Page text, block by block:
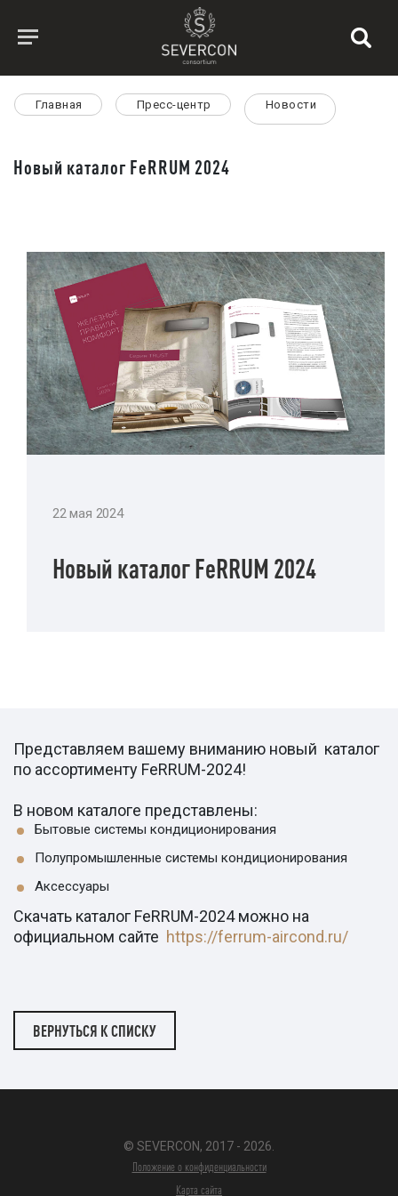
Главная Пресс-центр Новости
Новый каталог FeRRUM 2024
22 мая 2024
Новый каталог FeRRUM 2024
Представляем вашему вниманию новый каталог
по ассортименту FeRRUM-2024!
В новом каталоге представлены:
Бытовые системы кондиционирования
Полупромышленные системы кондиционирования
Аксессуары
Скачать каталог FeRRUM-2024 можно на
официальном сайте https://ferrum-aircond.ru/
ВЕРНУТЬСЯ К СПИСКУ
© SEVERCON, 2017 - 2026.
Положение о конфиденциальности
Карта сайта